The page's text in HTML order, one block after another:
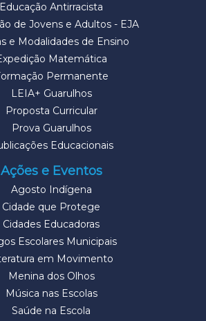
Educação Antirracista
de Jovens e Adultos - EJA
e Modalidades de Ensino
Matemática
Permanente
LEIA+ Guarulhos
Proposta Curricular
Prova Guarulhos
Educacionais
Ações e Eventos
Agosto Indígena
Cidade que Protege
Cidades Educadoras
Escolares Municipais
em Movimento
Menina dos Olhos
Música nas Escolas
Saúde na Escola